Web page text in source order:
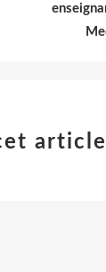
article